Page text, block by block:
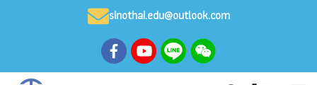
sinothai.edu@outlook.com